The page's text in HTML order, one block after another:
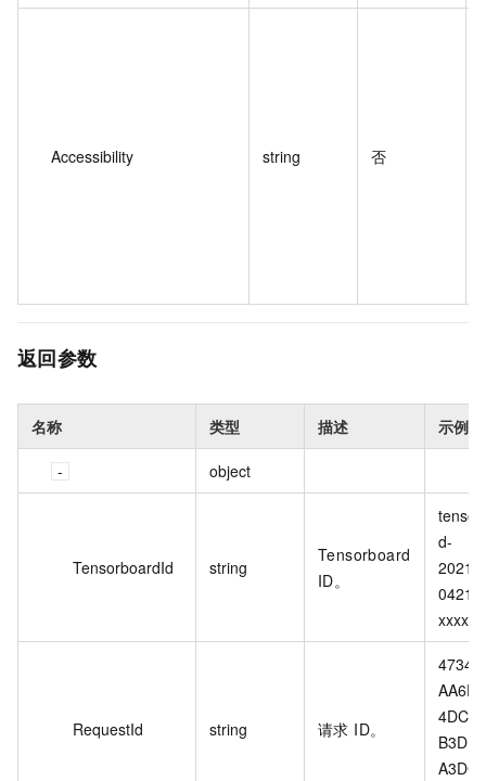
Accessibility string 否
返回参数
名称 类型 描述 示例值
object
TensorboardId string
Tensorboard
ID。
d-
04214-
RequestId string 请求 ID。
AA6F-
4DC5-
B3DB-